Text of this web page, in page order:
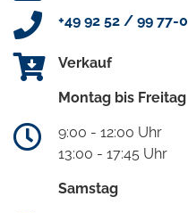
+49 92 52 / 99 77-0
Verkauf
Montag bis Freitag
9:00 - 12:00 Uhr
13:00 - 17:45 Uhr
Samstag